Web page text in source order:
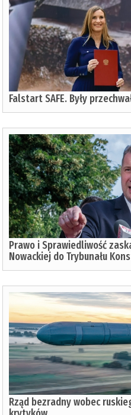
Falstart SAFE. Były
Prawo i Sprawiedliwość
Nowackiej do Trybunału
Rząd bezradny wobec